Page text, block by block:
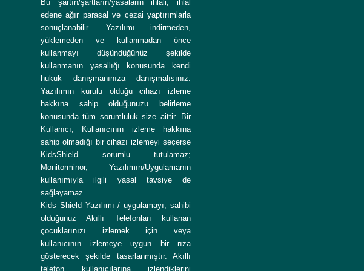
Bu şartın/şartların/yasaların ihlali, ihlal
edene ağır parasal ve cezai yaptırımlarla
sonuçlanabilir. Yazılımı indirmeden,
yüklemeden ve kullanmadan önce
kullanmayı düşündüğünüz şekilde
kullanmanın yasallığı konusunda kendi
hukuk danışmanınıza danışmalısınız.
Yazılımın kurulu olduğu cihazı izleme
hakkına sahip olduğunuzu belirleme
konusunda tüm sorumluluk size aittir. Bir
Kullanıcı, Kullanıcının izleme hakkına
sahip olmadığı bir cihazı izlemeyi seçerse
KidsShield sorumlu tutulamaz;
Monitorminor, Yazılımın/Uygulamanın
kullanımıyla ilgili yasal tavsiye de
sağlayamaz.
Kids Shield Yazılımı / uygulamayı, sahibi
olduğunuz Akıllı Telefonları kullanan
çocuklarınızı izlemek için veya
kullanıcının izlemeye uygun bir rıza
gösterecek şekilde tasarlanmıştır. Akıllı
telefon kullanıcılarına izlendiklerini